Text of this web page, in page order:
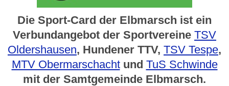
Die Sport-Card der Elbmarsch ist ein
Verbundangebot der Sportvereine TSV
Oldershausen, Hundener TTV, TSV Tespe,
MTV Obermarschachtund TuS Schwinde
mit der Samtgemeinde Elbmarsch.